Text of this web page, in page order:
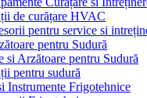
de curățare HVAC
pentru service si
pentru Sudură
si Arzătoare pentru Sudură
pentru sudură
Instrumente Frigotehnice